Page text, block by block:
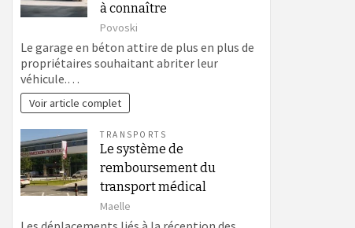
à connaître
Povoski
Le garage en béton attire de plus en plus de
propriétaires souhaitant abriter leur
véhicule.…
Voir article complet
TRANSPORTS
Le système de
remboursement du
transport médical
Maelle